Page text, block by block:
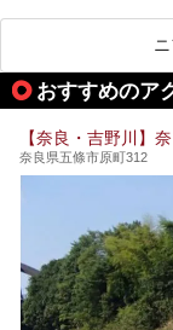
芯ま
今回
した
まれ
りま
す。
コの
開湯
今回
おすすめのア
【奈良・吉野川】
奈良県五條市原町312